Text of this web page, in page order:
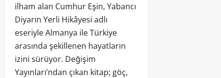
ilham alan Cumhur Eşin, Yabancı
Diyarın Yerli Hikâyesi adlı
eseriyle Almanya ile Türkiye
arasında şekillenen hayatların
izini sürüyor. Değişim
Yayınları’ndan çıkan kitap; göç,